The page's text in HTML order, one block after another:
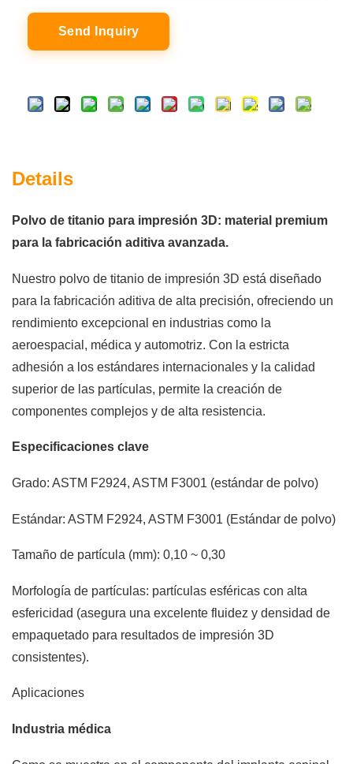
Send Inquiry
Details
Polvo de titanio para impresión 3D: material premium
para la fabricación aditiva avanzada.
Nuestro polvo de titanio de impresión 3D está diseñado
para la fabricación aditiva de alta precisión, ofreciendo un
rendimiento excepcional en industrias como la
aeroespacial, médica y automotriz. Con la estricta
adhesión a los estándares internacionales y la calidad
superior de las partículas, permite la creación de
componentes complejos y de alta resistencia.
Especificaciones clave
Grado: ASTM F2924, ASTM F3001 (estándar de polvo)
Estándar: ASTM F2924, ASTM F3001 (Estándar de polvo)
Tamaño de partícula (mm): 0,10 ~ 0,30
Morfología de partículas: partículas esféricas con alta
esfericidad (asegura una excelente fluidez y densidad de
empaquetado para resultados de impresión 3D
consistentes).
Aplicaciones
Industria médica